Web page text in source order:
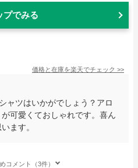
プでみる
価格と在庫を楽天でチェック >>
ャツはいかがでしょう？アロ
可愛くておしゃれです。喜ん
ます。
コメント（3件）